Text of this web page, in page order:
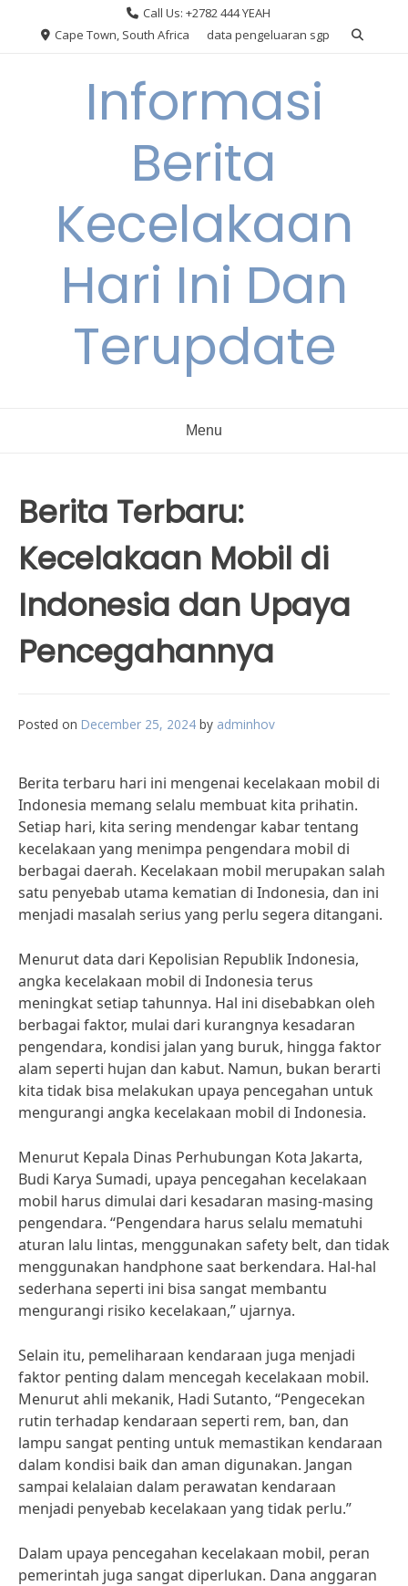
Call Us: +2782 444 YEAH
Cape Town, South Africa
data pengeluaran sgp
Informasi
Berita
Kecelakaan
Hari Ini Dan
Terupdate
Menu
Berita Terbaru:
Kecelakaan Mobil di
Indonesia dan Upaya
Pencegahannya
Posted on December 25, 2024 by adminhov
Berita terbaru hari ini mengenai kecelakaan mobil di
Indonesia memang selalu membuat kita prihatin.
Setiap hari, kita sering mendengar kabar tentang
kecelakaan yang menimpa pengendara mobil di
berbagai daerah. Kecelakaan mobil merupakan salah
satu penyebab utama kematian di Indonesia, dan ini
menjadi masalah serius yang perlu segera ditangani.
Menurut data dari Kepolisian Republik Indonesia,
angka kecelakaan mobil di Indonesia terus
meningkat setiap tahunnya. Hal ini disebabkan oleh
berbagai faktor, mulai dari kurangnya kesadaran
pengendara, kondisi jalan yang buruk, hingga faktor
alam seperti hujan dan kabut. Namun, bukan berarti
kita tidak bisa melakukan upaya pencegahan untuk
mengurangi angka kecelakaan mobil di Indonesia.
Menurut Kepala Dinas Perhubungan Kota Jakarta,
Budi Karya Sumadi, upaya pencegahan kecelakaan
mobil harus dimulai dari kesadaran masing-masing
pengendara. “Pengendara harus selalu mematuhi
aturan lalu lintas, menggunakan safety belt, dan tidak
menggunakan handphone saat berkendara. Hal-hal
sederhana seperti ini bisa sangat membantu
mengurangi risiko kecelakaan,” ujarnya.
Selain itu, pemeliharaan kendaraan juga menjadi
faktor penting dalam mencegah kecelakaan mobil.
Menurut ahli mekanik, Hadi Sutanto, “Pengecekan
rutin terhadap kendaraan seperti rem, ban, dan
lampu sangat penting untuk memastikan kendaraan
dalam kondisi baik dan aman digunakan. Jangan
sampai kelalaian dalam perawatan kendaraan
menjadi penyebab kecelakaan yang tidak perlu.”
Dalam upaya pencegahan kecelakaan mobil, peran
pemerintah juga sangat diperlukan. Dana anggaran